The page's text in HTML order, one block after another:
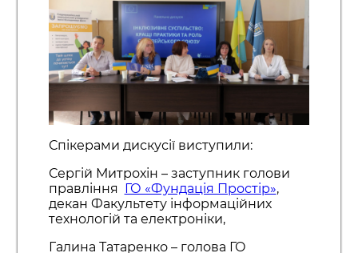
Спікерами дискусії виступили:
Сергій Митрохін – заступник голови
правління ГО «Фундація Простір»,
декан Факультету інформаційних
технологій та електроніки,
Галина Татаренко – голова ГО